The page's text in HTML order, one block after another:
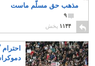
مذهب حق مسلّم ماست
۹
۱۱۴۴ پخش